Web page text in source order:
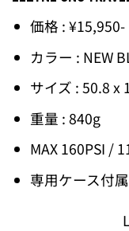
価格 : ¥15,950-
カラー : NEW
サイズ : 50.8 x
重量 : 840g
MAX 160PSI /
専用ケース付属